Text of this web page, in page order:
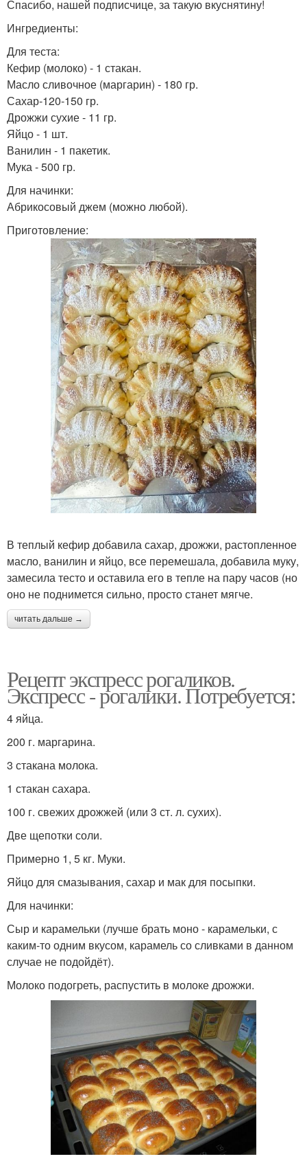
Спасибо, нашей подписчице, за такую вкуснятину!
Ингредиенты:
Для теста:
Кефир (молоко) - 1 стакан.
Масло сливочное (маргарин) - 180 гр.
Сахар-120-150 гр.
Дрожжи сухие - 11 гр.
Яйцо - 1 шт.
Ванилин - 1 пакетик.
Мука - 500 гр.
Для начинки:
Абрикосовый джем (можно любой).
Приготовление:
В теплый кефир добавила сахар, дрожжи, растопленное
масло, ванилин и яйцо, все перемешала, добавила муку,
замесила тесто и оставила его в тепле на пару часов (но
оно не поднимется сильно, просто станет мягче.
читать дальше →
Рецепт экспресс рогаликов.
Экспресс - рогалики. Потребуется:
4 яйца.
200 г. маргарина.
3 стакана молока.
1 стакан сахара.
100 г. свежих дрожжей (или 3 ст. л. сухих).
Две щепотки соли.
Примерно 1, 5 кг. Муки.
Яйцо для смазывания, сахар и мак для посыпки.
Для начинки:
Сыр и карамельки (лучше брать моно - карамельки, с
каким-то одним вкусом, карамель со сливками в данном
случае не подойдёт).
Молоко подогреть, распустить в молоке дрожжи.